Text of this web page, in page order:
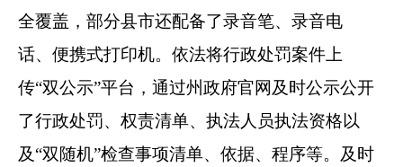
全覆盖，部分县市还配备了录音笔、录音电
话、便携式打印机。 依法将行政处罚案件上
传“双公示”平台， 通过州政府官网及时公示公开
了行政处罚、权责清单、执法人员执法资格以
及“双随机”检查事项清单、依据、程序等。 及时